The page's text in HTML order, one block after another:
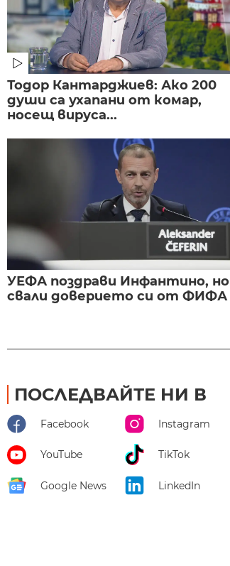
Тодор Кантарджиев: Ако 200
души са ухапани от комар,
носещ вируса...
УЕФА поздрави Инфантино, но
свали доверието си от ФИФА
ПОСЛЕДВАЙТЕ НИ В
Facebook Instagram
YouTube TikTok
Google News LinkedIn